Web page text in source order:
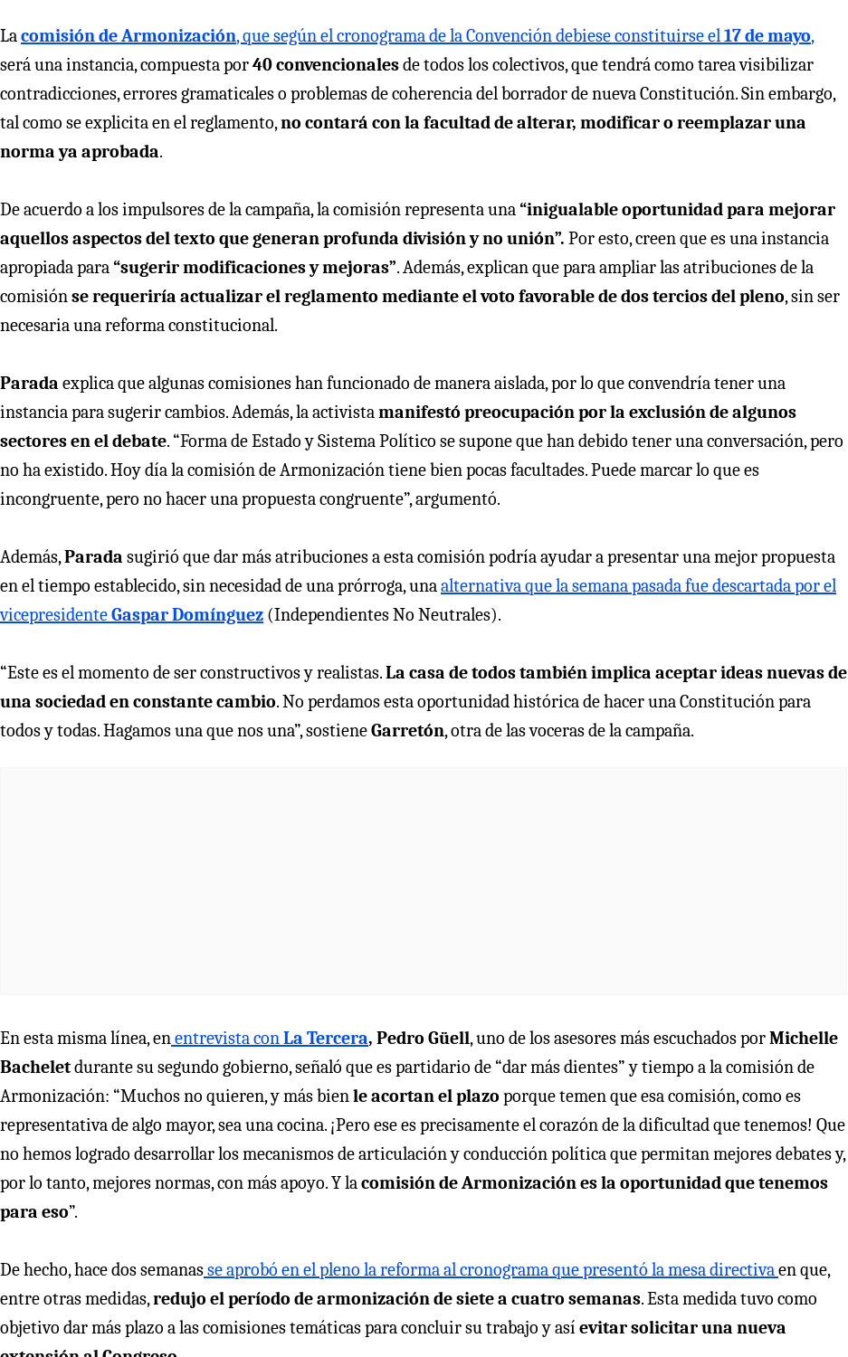
Lacomisión de Armonización, que según el cronograma de la Convención debiese constituirse el17 de mayo,
será una instancia, compuesta por40 convencionalesde todos los colectivos, que tendrá como tarea visibilizar
contradicciones, errores gramaticales o problemas de coherencia del borrador de nueva Constitución. Sin embargo,
tal como se explicita en el reglamento,no contará con la facultad de alterar, modificar o reemplazar una
norma ya aprobada.
De acuerdo a los impulsores de la campaña, la comisión representa una“inigualable oportunidad para mejorar
aquellos aspectos del texto que generan profunda división y no unión”. Por esto, creen que es una instancia
apropiada para“sugerir modificaciones y mejoras”. Además, explican que para ampliar las atribuciones de la
comisiónse requeriría actualizar el reglamento mediante el voto favorable de dos tercios del pleno, sin ser
necesaria una reforma constitucional.
Parada explica que algunas comisiones han funcionado de manera aislada, por lo que convendría tener una
instancia para sugerir cambios. Además, la activistamanifestó preocupación por la exclusión de algunos
sectores en el debate. “Forma de Estado y Sistema Político se supone que han debido tener una conversación, pero
no ha existido. Hoy día la comisión de Armonización tiene bien pocas facultades. Puede marcar lo que es
incongruente, pero no hacer una propuesta congruente”, argumentó.
Además,Parada sugirió que dar más atribuciones a esta comisión podría ayudar a presentar una mejor propuesta
en el tiempo establecido, sin necesidad de una prórroga, unaalternativa que la semana pasada fue descartada por el
vicepresidenteGaspar Domínguez (Independientes No Neutrales).
“Este es el momento de ser constructivos y realistas.La casa de todos también implica aceptar ideas nuevas de
una sociedad en constante cambio. No perdamos esta oportunidad histórica de hacer una Constitución para
todos y todas. Hagamos una que nos una”, sostieneGarretón, otra de las voceras de la campaña.
En esta misma línea, enentrevista conLa Tercera, Pedro Güell, uno de los asesores más escuchados porMichelle
Bacheletdurante su segundo gobierno, señaló que es partidario de “dar más dientes” y tiempo a la comisión de
Armonización: “Muchos no quieren, y más bienle acortan el plazo porque temen que esa comisión, como es
representativa de algo mayor, sea una cocina. ¡Pero ese es precisamente el corazón de la dificultad que tenemos! Que
no hemos logrado desarrollar los mecanismos de articulación y conducción política que permitan mejores debates y,
por lo tanto, mejores normas, con más apoyo. Y lacomisión de Armonización es la oportunidad que tenemos
para eso”.
De hecho, hace dos semanasse aprobó en el pleno la reforma al cronograma que presentó la mesa directivaen que,
entre otras medidas,redujo el período de armonización de siete a cuatro semanas. Esta medida tuvo como
objetivo dar más plazo a las comisiones temáticas para concluir su trabajo y así evitar solicitar una nueva